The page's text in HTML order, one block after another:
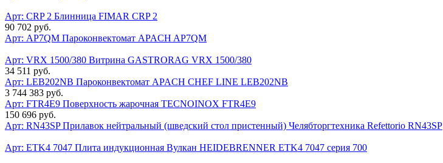
Арт: CRP 2 Блинница FIMAR CRP 2
90 702 руб.
Арт: AP7QM Пароконвектомат APACH AP7QM
Арт: VRX 1500/380 Витрина GASTRORAG VRX 1500/380
34 511 руб.
Арт: LEB202NB Пароконвектомат APACH CHEF LINE LEB202NB
3 744 383 руб.
Арт: FTR4E9 Поверхность жарочная TECNOINOX FTR4E9
150 696 руб.
Арт: RN43SPПрилавок нейтральный (шведский стол пристенный) Челябторгтехника Refettorio RN43SP
Арт: ETK4 7047 Плита индукционная Вулкан HEIDEBRENNER ETK4 7047 серия 700